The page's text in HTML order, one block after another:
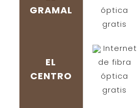
GRAMAL
óptica
gratis
EL
CENTRO
Internet
de fibra
óptica
gratis